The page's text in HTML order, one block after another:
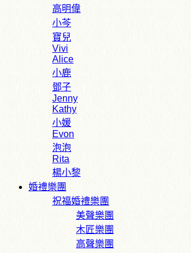
高明偉
小芩
寶兒
Vivi
Alice
小鹿
鄧子
Jenny
Kathy
小媛
Evon
泡泡
Rita
楊小黎
婚禮樂團
祝福婚禮樂團
美聲樂團
木匠樂團
高聲樂團